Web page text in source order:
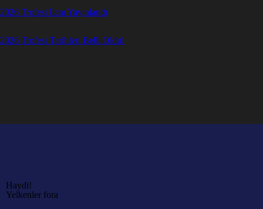
2026 Trofesi İlanı Yayınlandı
2026 Trofesi Tarihleri Belli Oldu!
Haydi!
Yelkenler fora